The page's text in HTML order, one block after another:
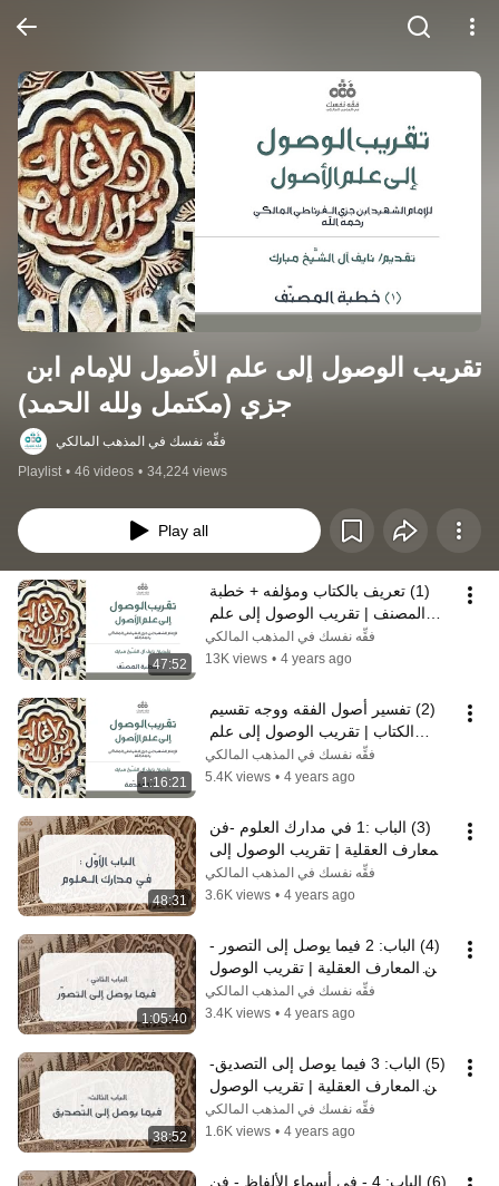
جزي (مكتمل ولله الحمد)
فقِّه نفسك في المذهب المالكي
Playlist • 46 videos • 34,224 views
Play all
47:52
الأصول لابن جزي | نايف آل الشيخ
مبارك
فقِّه نفسك في المذهب المالكي
13K views • 4 years ago
1:16:21
الأصول لابن جزي | نايف آل الشيخ
مبارك
فقِّه نفسك في المذهب المالكي
5.4K views • 4 years ago
48:31
علم الأصول | نايف آل الشيخ مبارك
فقِّه نفسك في المذهب المالكي
3.6K views • 4 years ago
1:05:40
إلى علم الأصول | نايف آل مبارك
فقِّه نفسك في المذهب المالكي
3.4K views • 4 years ago
38:52
إلى علم الأصول | نايف آل مبارك
فقِّه نفسك في المذهب المالكي
1.6K views • 4 years ago